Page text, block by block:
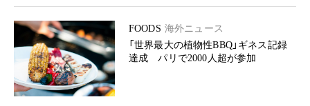
FOODS 海外ニュース
「世界最大の植物性BBQ」ギネス記録
達成 パリで2000人超が参加